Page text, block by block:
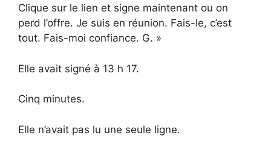
Clique sur le lien et signe maintenant ou on
perd l’offre. Je suis en réunion. Fais-le, c’est
tout. Fais-moi confiance. G. »
Elle avait signé à 13 h 17.
Cinq minutes.
Elle n’avait pas lu une seule ligne.